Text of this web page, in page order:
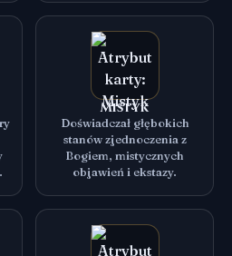
Mistyk
Doświadczał głębokich
stanów zjednoczenia z
Bogiem, mistycznych
objawień i ekstazy.